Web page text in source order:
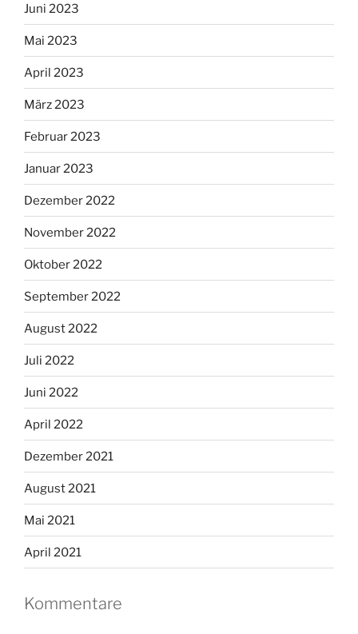
Juni 2023
Mai 2023
April 2023
März 2023
Februar 2023
Januar 2023
Dezember 2022
November 2022
Oktober 2022
September 2022
August 2022
Juli 2022
Juni 2022
April 2022
Dezember 2021
August 2021
Mai 2021
April 2021
Kommentare